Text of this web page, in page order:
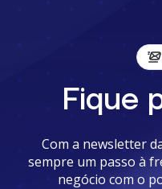
Fique
Com a newsletter
sempre um passo à
negócio com o